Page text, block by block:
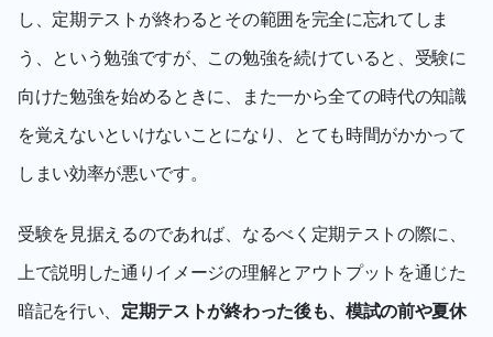
し、定期テストが終わるとその範囲を完全に忘れてしま
う、という勉強ですが、この勉強を続けていると、受験に
向けた勉強を始めるときに、また一から全ての時代の知識
を覚えないといけないことになり、とても時間がかかって
しまい効率が悪いです。
受験を見据えるのであれば、なるべく定期テストの際に、
上で説明した通りイメージの理解とアウトプットを通じた
暗記を行い、 定期テストが終わった後も、模試の前や夏休